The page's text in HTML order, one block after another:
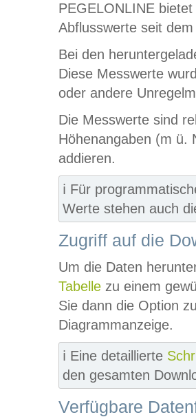
PEGELONLINE
Abflusswerte seit
Bei den
Diese Messwerte
oder andere
Die Messwerte sind
Höhenangaben (m ü.
addieren.
ℹ️ Für
Werte stehen auch
Zugriff auf die
Um die Daten
Tabelle zu einem
Sie dann die Option
Diagrammanzeige.
ℹ️ Eine detaillierte
den gesamten
Verfügbare